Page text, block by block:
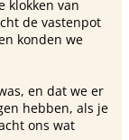
klokken van
de vastenpot
konden we
en dat we er
hebben, als je
ons wat